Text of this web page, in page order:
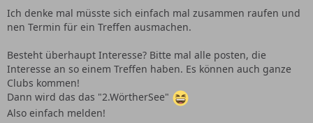
Ich denke mal müsste sich einfach mal zusammen raufen und
nen Termin für ein Treffen ausmachen.
Besteht überhaupt Interesse? Bitte mal alle posten, die
Interesse an so einem Treffen haben. Es können auch ganze
Clubs kommen!
Dann wird das das "2.WörtherSee"
Also einfach melden!